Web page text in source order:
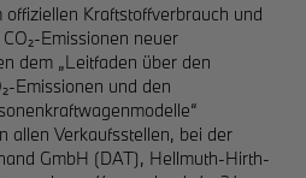
Kraftstoffverbrauch und
Emissionen neuer
dem „Leitfaden über den
Emissionen und den
allen Verkaufsstellen, bei der
GmbH (DAT), Hellmuth-Hirth-